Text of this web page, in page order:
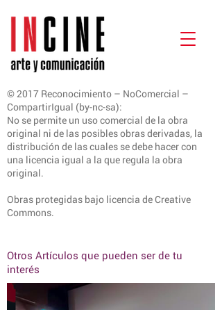
© 2017 Reconocimiento – NoComercial –
CompartirIgual (by-nc-sa):
No se permite un uso comercial de la obra
original ni de las posibles obras derivadas, la
distribución de las cuales se debe hacer con
una licencia igual a la que regula la obra
original.
Obras protegidas bajo licencia de Creative
Commons.
Otros Artículos que pueden ser de tu
interés